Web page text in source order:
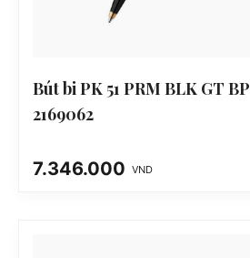
Bút bi PK 51 PRM BLK GT BP
2169062
7.346.000 VND